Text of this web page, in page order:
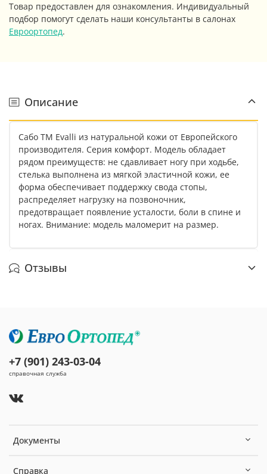
Товар предоставлен для ознакомления. Индивидуальный
подбор помогут сделать наши консультанты в салонах
Евроортопед.
Описание
Сабо ТМ Evalli из натуральной кожи от Европейского
производителя. Серия комфорт. Модель обладает
рядом преимуществ: не сдавливает ногу при ходьбе,
стелька выполнена из мягкой эластичной кожи, ее
форма обеспечивает поддержку свода стопы,
распределяет нагрузку на позвоночник,
предотвращает появление усталости, боли в спине и
ногах. Внимание: модель маломерит на размер.
Отзывы
Документы
Справка
+7 (901) 243-03-04
справочная служба